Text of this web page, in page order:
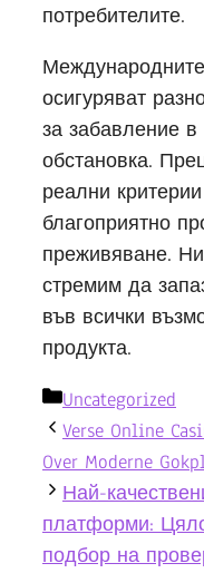
потребителите.
осигуряват
за забавление
обстановка.
реални
благоприятно
преживяване.
стремим да
във всички
продукта.
Categories
Uncategorized
Verse Online
Over Moderne
Най-
платформи:
подбор на